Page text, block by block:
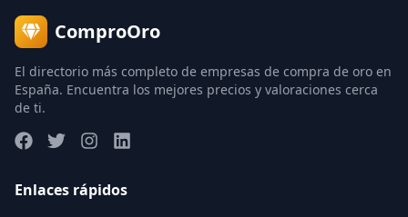
ComproOro
El directorio más completo de empresas de compra de oro en
España. Encuentra los mejores precios y valoraciones cerca
de ti.
Enlaces rápidos